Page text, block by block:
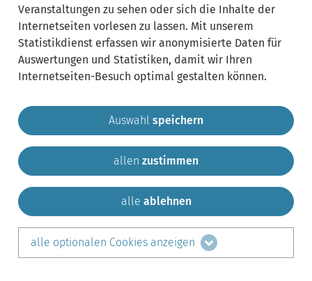
Gemeinde Krailling Impressum
Sitemap
Kontakt
teilen auf:
LinkedIn
Veranstaltungen zu sehen oder sich die Inhalte der
Internetseiten vorlesen zu lassen. Mit unserem
Statistikdienst erfassen wir anonymisierte Daten für
Auswertungen und Statistiken, damit wir Ihren
Internetseiten-Besuch optimal gestalten können.
Auswahl speichern
allen zustimmen
alle ablehnen
alle optionalen Cookies anzeigen